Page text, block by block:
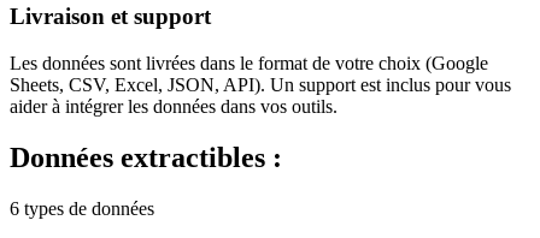
Livraison et support
Les données sont livrées dans le format de votre choix (Google
Sheets, CSV, Excel, JSON, API). Un support est inclus pour vous
aider à intégrer les données dans vos outils.
Données extractibles :
6 types de données